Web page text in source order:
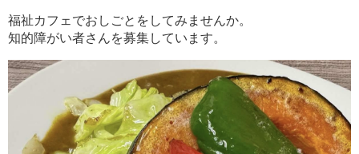
福祉カフェでおしごとをしてみませんか。
知的障がい者さんを募集しています。